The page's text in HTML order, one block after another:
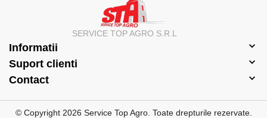
SERVICE TOP AGRO S.R.L
Informatii
Suport clienti
Contact
© Copyright 2026 Service Top Agro. Toate drepturile rezervate.